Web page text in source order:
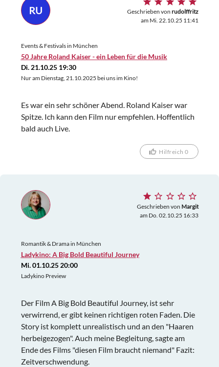
RU Geschrieben von rudolffritz
am Mi. 22.10.25 11:41
Events & Festivals in München
50 Jahre Roland Kaiser - ein Leben für die Musik
Di. 21.10.25 19:30
Nur am Dienstag, 21.10.2025 bei uns im Kino!
Es war ein sehr schöner Abend. Roland Kaiser war
Spitze. Ich kann den Film nur empfehlen. Hoffentlich
bald auch Live.
Hilfreich 0
Geschrieben von Margit
am Do. 02.10.25 16:33
Romantik & Drama in München
Ladykino: A Big Bold Beautiful Journey
Mi. 01.10.25 20:00
Ladykino Preview
Der Film A Big Bold Beautiful Journey, ist sehr
verwirrend, er gibt keinen richtigen roten Faden. Die
Story ist komplett unrealistisch und an den "Haaren
herbeigezogen". Auch meine Begleitung, sagte am
Ende des Films "diesen Film braucht niemand" Fazit:
Zeitverschwendung.